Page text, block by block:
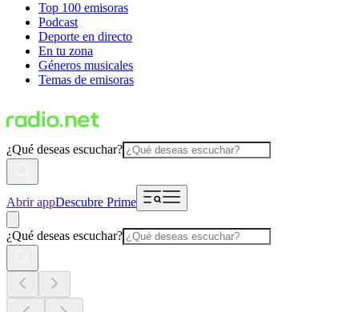
Top 100 emisoras
Podcast
Deporte en directo
En tu zona
Géneros musicales
Temas de emisoras
¿Qué deseas escuchar?
Abrir appDescubre Prime
¿Qué deseas escuchar?